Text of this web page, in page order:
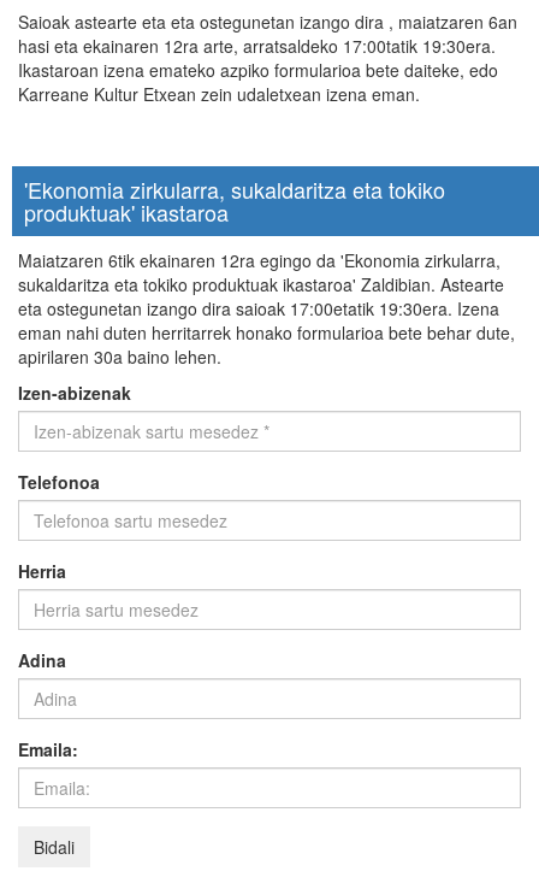
Saioak astearte eta eta ostegunetan izango dira , maiatzaren 6an
hasi eta ekainaren 12ra arte, arratsaldeko 17:00tatik 19:30era.
Ikastaroan izena emateko azpiko formularioa bete daiteke, edo
Karreane Kultur Etxean zein udaletxean izena eman.
'Ekonomia zirkularra, sukaldaritza eta tokiko
produktuak' ikastaroa
Maiatzaren 6tik ekainaren 12ra egingo da 'Ekonomia zirkularra,
sukaldaritza eta tokiko produktuak ikastaroa' Zaldibian. Astearte
eta ostegunetan izango dira saioak 17:00etatik 19:30era. Izena
eman nahi duten herritarrek honako formularioa bete behar dute,
apirilaren 30a baino lehen.
Izen-abizenak
Telefonoa
Herria
Adina
Emaila: